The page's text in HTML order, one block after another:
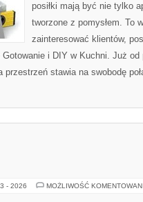
posiłki mają być nie tylko
tworzone z pomysłem. To
zainteresować klientów,
i DIY w Kuchni. Już
przestrzeń stawia na swobodę
- 2026 MOŻLIWOŚĆ